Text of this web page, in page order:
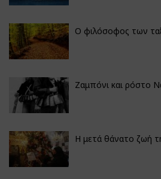
Ο φιλόσοφος των
Ζαμπόνι και ρόστο
Η μετά θάνατο ζωή